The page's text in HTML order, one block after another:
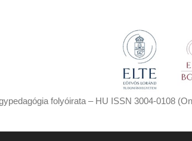
folyóirata – HU ISSN 3004-0108